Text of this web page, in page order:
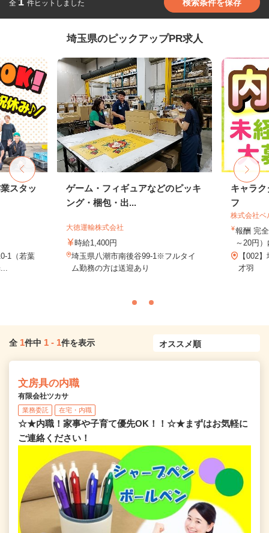
全 件ヒットしました 検索条件を保存
埼玉県のピックアップPR求人
スタッ
1（若葉
ゲーム・フィギュアなどのピッキ
ング・梱包・出...
大徳運輸株式会社
時給1,400円
埼玉県八潮市南後谷99‐1※フルタイ
ム勤務の方は送迎あり
キャラ
フ
株式会社ベ
報酬 完
～20円
【002
才羽
全 1件中 1 - 1件を表示
文房具の内職
有限会社ツカサ
業務委託 在宅・内職
☆★内職！家事や子育て優先OK！！☆★まずはお気軽に
ご連絡ください！